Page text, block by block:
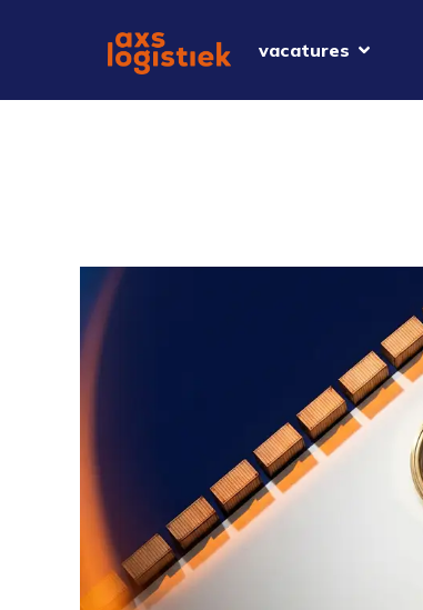
vacatures